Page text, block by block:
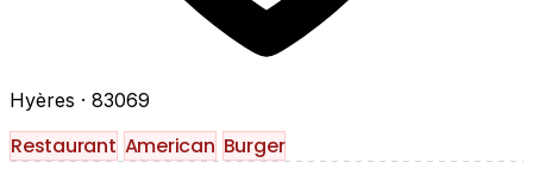
Hyères · 83069
Restaurant American Burger